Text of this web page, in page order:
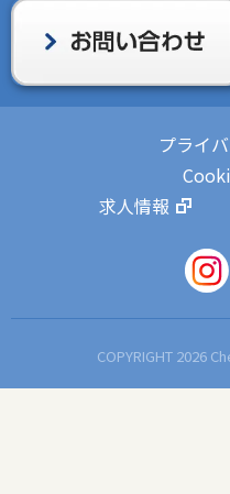
プライ
求人情報
COPYRIGHT 2026